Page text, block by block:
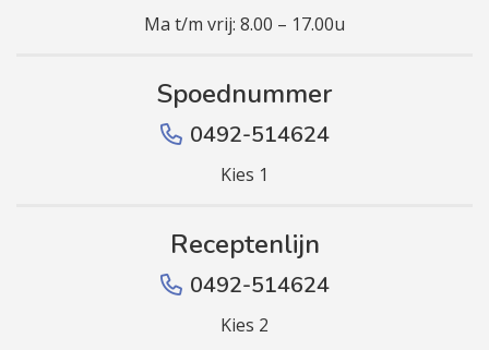
Ma t/m vrij: 8.00 – 17.00u
Spoednummer
0492-514624
Kies 1
Receptenlijn
0492-514624
Kies 2